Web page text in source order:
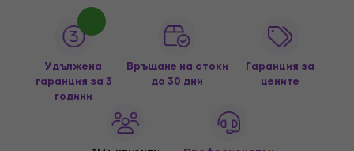
Удължена
гаранция за 3
години
Връщане на стоки
до 30 дни
Гаранция за
цените